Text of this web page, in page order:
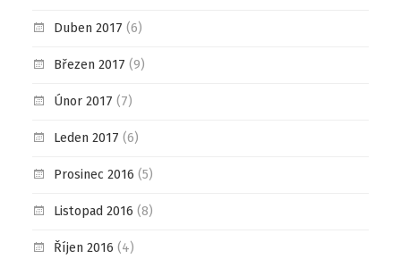
Duben 2017 (6)
Březen 2017 (9)
Únor 2017 (7)
Leden 2017 (6)
Prosinec 2016 (5)
Listopad 2016 (8)
Říjen 2016 (4)